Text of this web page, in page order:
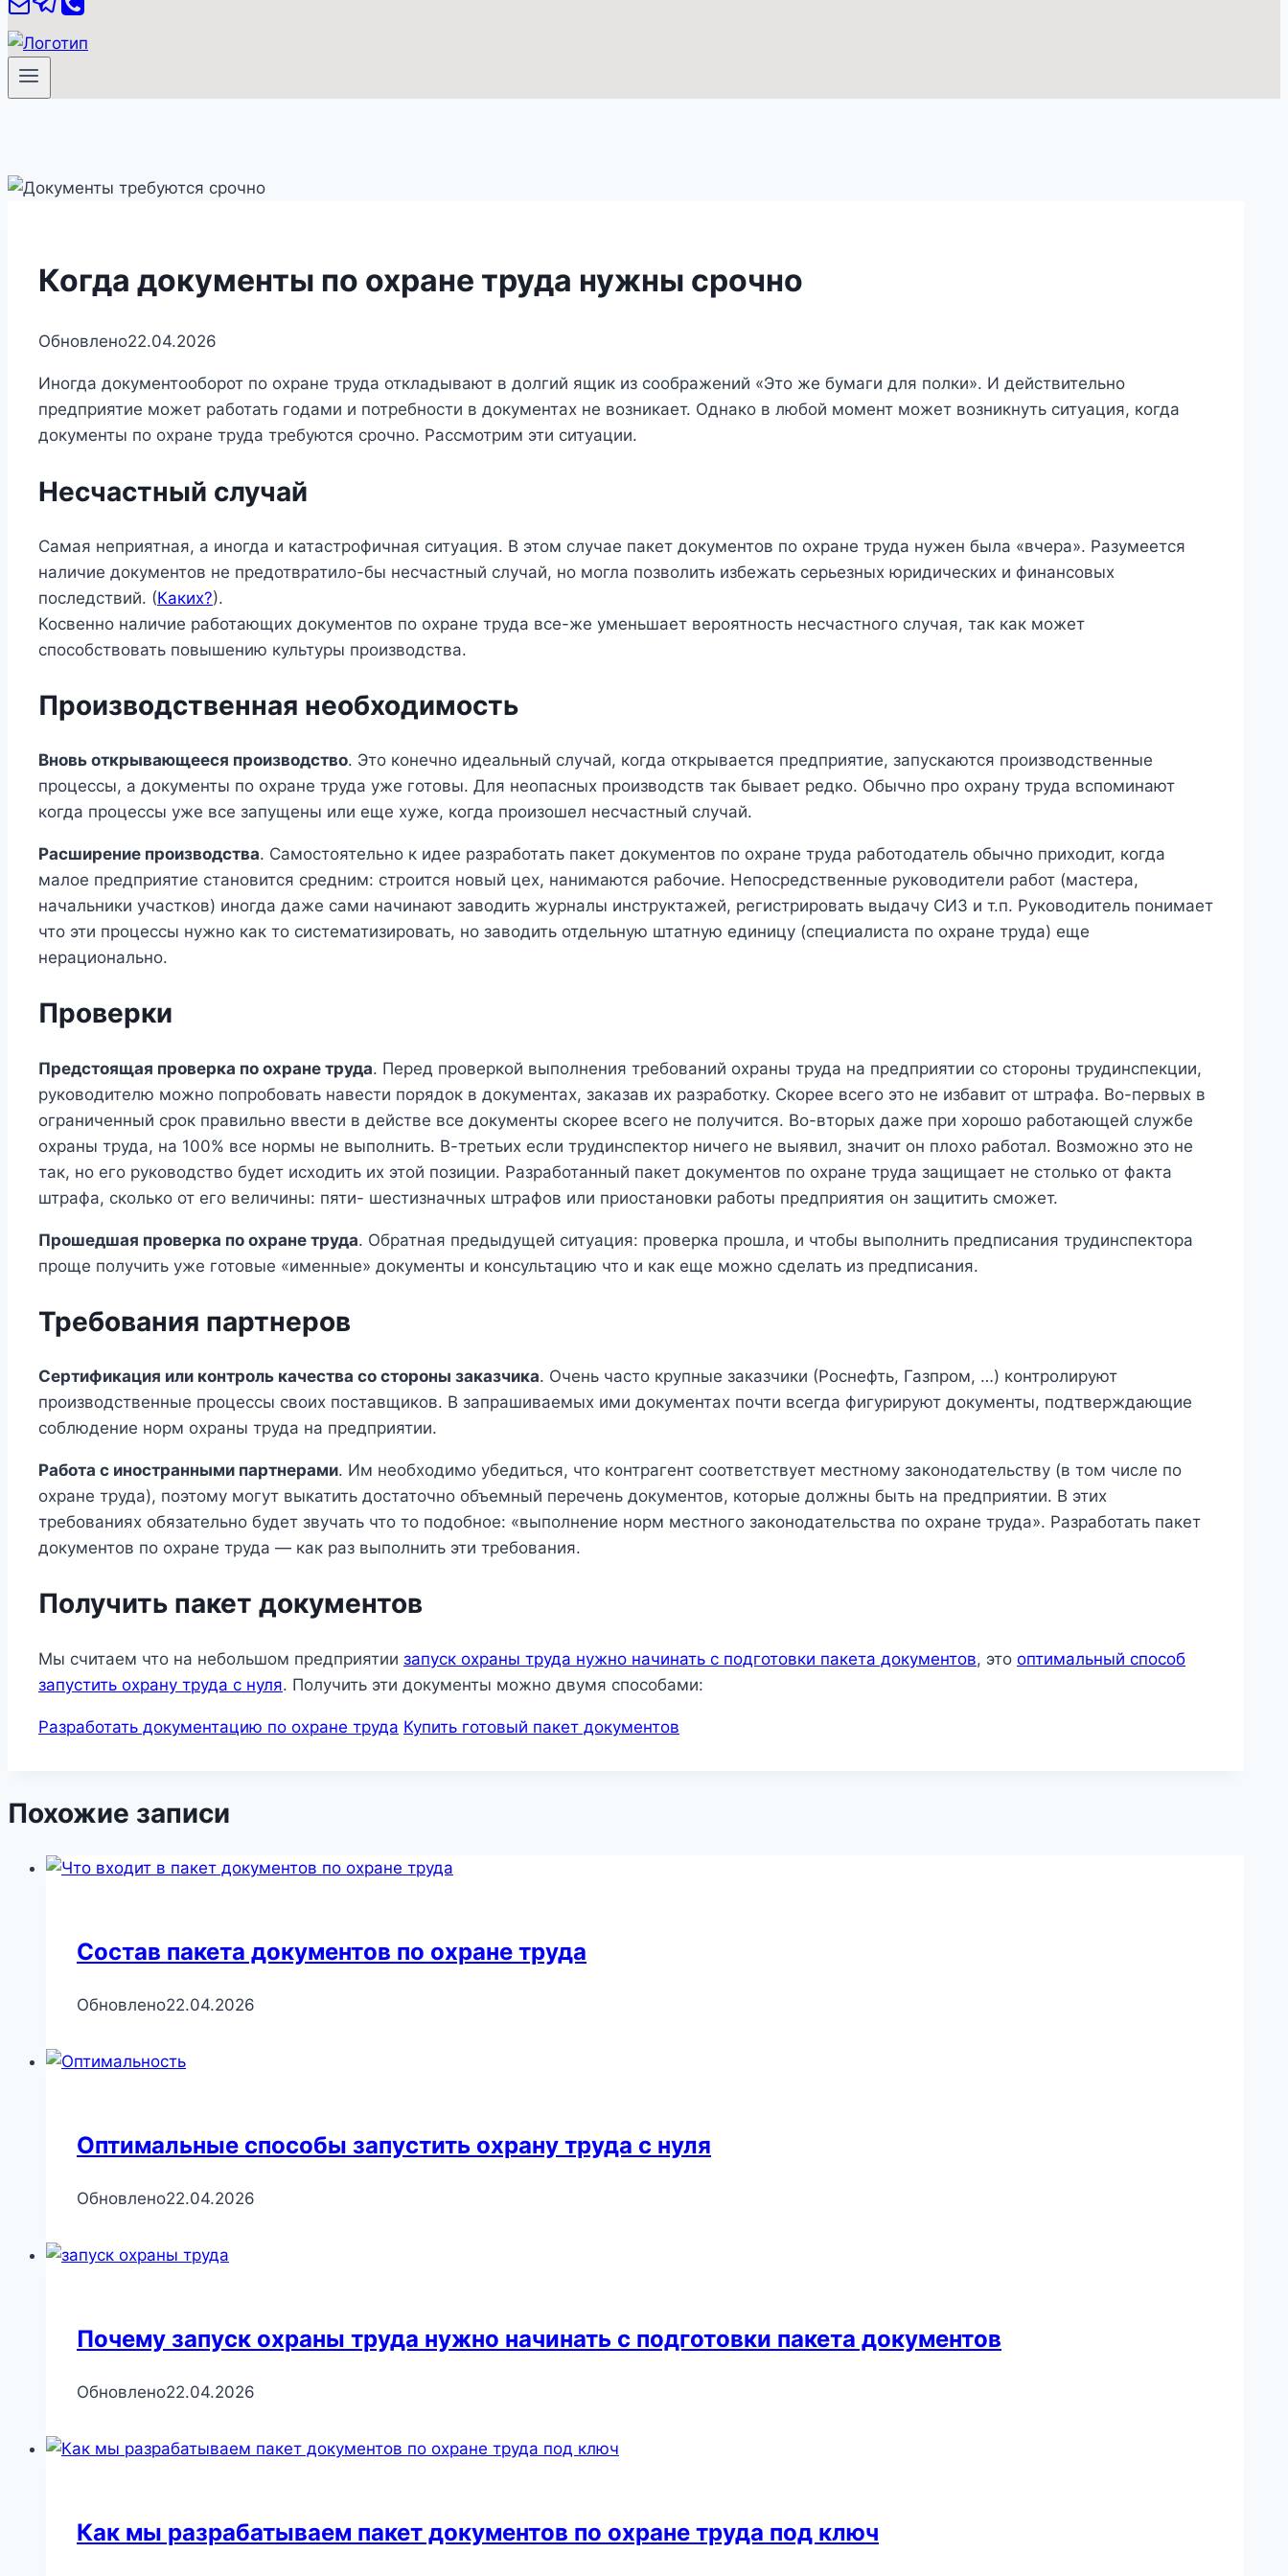
Когда документы по охране труда нужны срочно
Обновлено22.04.2026
Иногда документооборот по охране труда откладывают в долгий ящик из соображений «Это же бумаги для полки». И действительно
предприятие может работать годами и потребности в документах не возникает. Однако в любой момент может возникнуть ситуация, когда
документы по охране труда требуются срочно. Рассмотрим эти ситуации.
Несчастный случай
Самая неприятная, а иногда и катастрофичная ситуация. В этом случае пакет документов по охране труда нужен была «вчера». Разумеется
наличие документов не предотвратило-бы несчастный случай, но могла позволить избежать серьезных юридических и финансовых
последствий. (Каких?).
Косвенно наличие работающих документов по охране труда все-же уменьшает вероятность несчастного случая, так как может
способствовать повышению культуры производства.
Производственная необходимость
Вновь открывающееся производство. Это конечно идеальный случай, когда открывается предприятие, запускаются производственные
процессы, а документы по охране труда уже готовы. Для неопасных производств так бывает редко. Обычно про охрану труда вспоминают
когда процессы уже все запущены или еще хуже, когда произошел несчастный случай.
Расширение производства. Самостоятельно к идее разработать пакет документов по охране труда работодатель обычно приходит, когда
малое предприятие становится средним: строится новый цех, нанимаются рабочие. Непосредственные руководители работ (мастера,
начальники участков) иногда даже сами начинают заводить журналы инструктажей, регистрировать выдачу СИЗ и т.п. Руководитель понимает
что эти процессы нужно как то систематизировать, но заводить отдельную штатную единицу (специалиста по охране труда) еще
нерационально.
Проверки
Предстоящая проверка по охране труда. Перед проверкой выполнения требований охраны труда на предприятии со стороны трудинспекции,
руководителю можно попробовать навести порядок в документах, заказав их разработку. Скорее всего это не избавит от штрафа. Во-первых в
ограниченный срок правильно ввести в действе все документы скорее всего не получится. Во-вторых даже при хорошо работающей службе
охраны труда, на 100% все нормы не выполнить. В-третьих если трудинспектор ничего не выявил, значит он плохо работал. Возможно это не
так, но его руководство будет исходить их этой позиции. Разработанный пакет документов по охране труда защищает не столько от факта
штрафа, сколько от его величины: пяти- шестизначных штрафов или приостановки работы предприятия он защитить сможет.
Прошедшая проверка по охране труда. Обратная предыдущей ситуация: проверка прошла, и чтобы выполнить предписания трудинспектора
проще получить уже готовые «именные» документы и консультацию что и как еще можно сделать из предписания.
Требования партнеров
Сертификация или контроль качества со стороны заказчика. Очень часто крупные заказчики (Роснефть, Газпром, …) контролируют
производственные процессы своих поставщиков. В запрашиваемых ими документах почти всегда фигурируют документы, подтверждающие
соблюдение норм охраны труда на предприятии.
Работа с иностранными партнерами. Им необходимо убедиться, что контрагент соответствует местному законодательству (в том числе по
охране труда), поэтому могут выкатить достаточно объемный перечень документов, которые должны быть на предприятии. В этих
требованиях обязательно будет звучать что то подобное: «выполнение норм местного законодательства по охране труда». Разработать пакет
документов по охране труда — как раз выполнить эти требования.
Получить пакет документов
Мы считаем что на небольшом предприятии запуск охраны труда нужно начинать с подготовки пакета документов, это оптимальный способ
запустить охрану труда с нуля. Получить эти документы можно двумя способами:
Разработать документацию по охране труда Купить готовый пакет документов
Похожие записи
Состав пакета документов по охране труда
Обновлено22.04.2026
Оптимальные способы запустить охрану труда с нуля
Обновлено22.04.2026
Почему запуск охраны труда нужно начинать с подготовки пакета документов
Обновлено22.04.2026
Как мы разрабатываем пакет документов по охране труда под ключ